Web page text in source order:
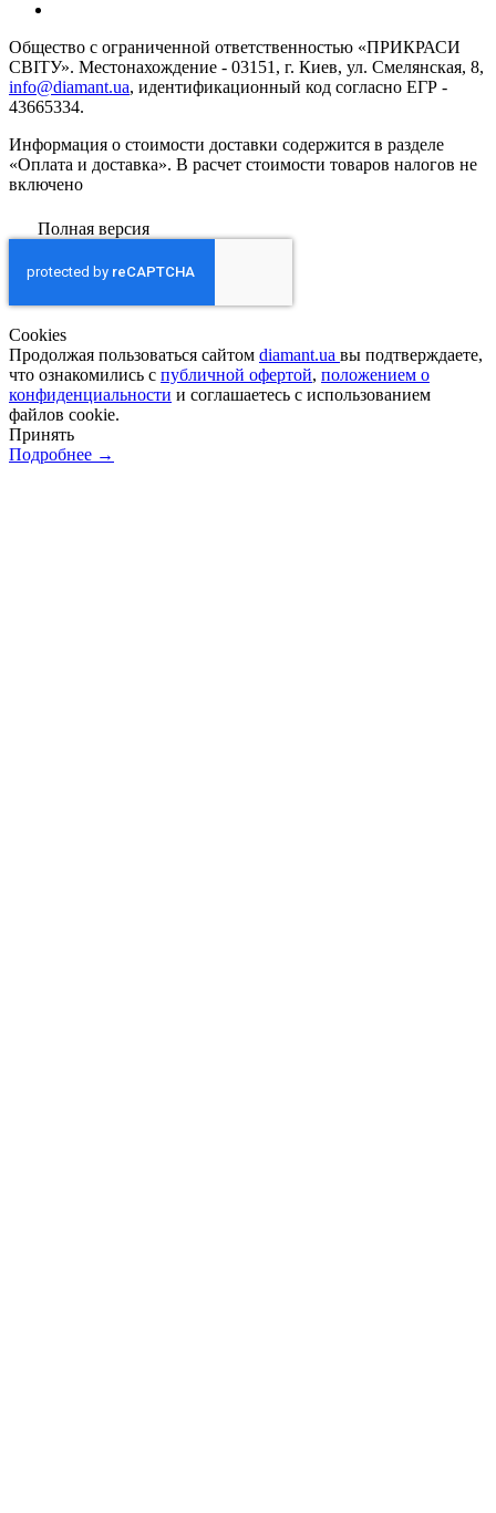
Общество с ограниченной ответственностью «ПРИКРАСИ
СВІТУ». Местонахождение - 03151, г. Киев, ул. Смелянская, 8,
info@diamant.ua, идентификационный код согласно ЕГР -
43665334.
Информация о стоимости доставки содержится в разделе
«Оплата и доставка». В расчет стоимости товаров налогов не
включено
Полная версия
Сookies
Продолжая пользоваться сайтом diamant.ua вы подтверждаете,
что ознакомились с публичной офертой, положением о
конфиденциальности и соглашаетесь с использованием
файлов cookie.
Принять
Подробнее →